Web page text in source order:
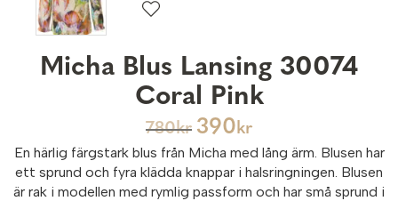
Micha Blus Lansing 30074
Coral Pink
780kr 390 kr
En härlig färgstark blus från Micha med lång ärm. Blusen har
ett sprund och fyra klädda knappar i halsringningen. Blusen
är rak i modellen med rymlig passform och har små sprund i